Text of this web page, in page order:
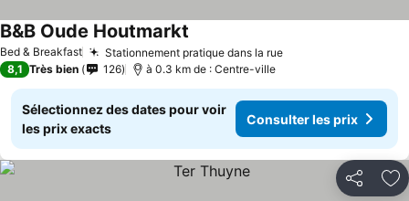
Bed & Breakfast Stationnement pratique dans la rue
B&B Oude Houtmarkt
8,1 Très bien 126 à 0.3 km de : Centre-ville
Sélectionnez des dates pour voir
les prix exacts
Consulter les prix
Partager